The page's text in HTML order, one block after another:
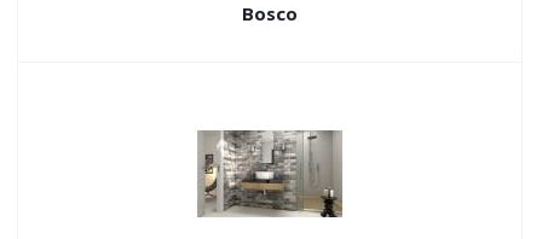
Bosco